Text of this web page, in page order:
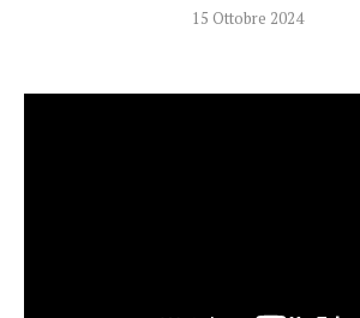
15 Ottobre 2024